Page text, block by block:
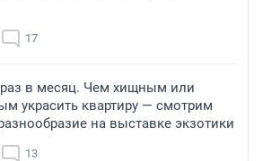
17
в месяц. Чем хищным или
украсить квартиру — смотрим
на выставке экзотики
13